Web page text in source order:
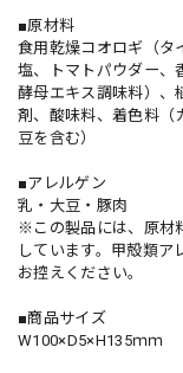
■原材料
食用乾燥コオロギ（タ
塩、トマトパウダー、
酵母エキス調味料）、
剤、酸味料、着色料（
豆を含む）
■アレルゲン
乳・大豆・豚肉
※この製品には、原材
しています。甲殻類ア
お控えください。
■商品サイズ
W100×D5×H135ｍｍ